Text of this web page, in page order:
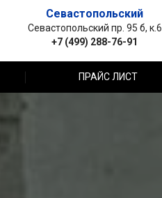
Севастопольский
Севастопольский пр. 95 б, к.6
+7 (499) 288-76-91
ПРАЙС ЛИСТ